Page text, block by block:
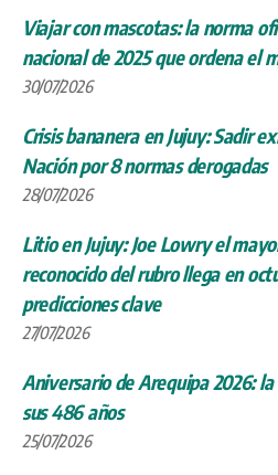
Viajar con mascotas: la norma
nacional de 2025 que ordena el
30/07/2026
Crisis bananera en Jujuy: Sadir
Nación por 8 normas derogadas
28/07/2026
Litio en Jujuy: Joe Lowry el
reconocido del rubro llega en
predicciones clave
27/07/2026
Aniversario de Arequipa 2026:
sus 486 años
25/07/2026